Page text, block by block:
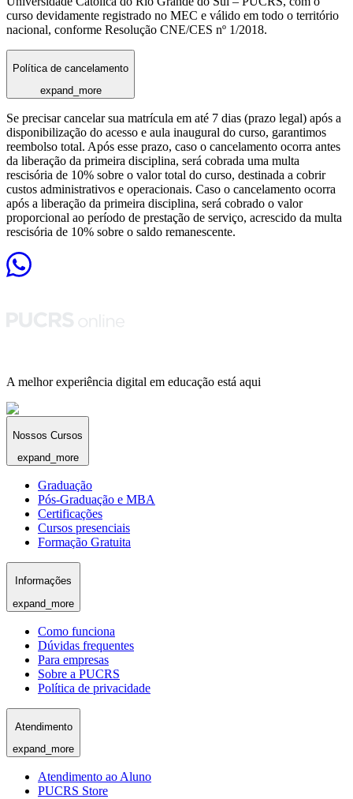
curso devidamente registrado no MEC e válido em todo o território
nacional, conforme Resolução CNE/CES nº 1/2018.
Política de cancelamento
expand_more
Se precisar cancelar sua matrícula em até 7 dias (prazo legal) após a
disponibilização do acesso e aula inaugural do curso, garantimos
reembolso total. Após esse prazo, caso o cancelamento ocorra antes
da liberação da primeira disciplina, será cobrada uma multa
rescisória de 10% sobre o valor total do curso, destinada a cobrir
custos administrativos e operacionais. Caso o cancelamento ocorra
após a liberação da primeira disciplina, será cobrado o valor
proporcional ao período de prestação de serviço, acrescido da multa
rescisória de 10% sobre o saldo remanescente.
A melhor experiência digital em educação está aqui
Nossos Cursos
expand_more
Graduação
Pós-Graduação e MBA
Certificações
Cursos presenciais
Formação Gratuita
Informações
expand_more
Como funciona
Dúvidas frequentes
Para empresas
Sobre a PUCRS
Política de privacidade
Atendimento
expand_more
Atendimento ao Aluno
PUCRS Store